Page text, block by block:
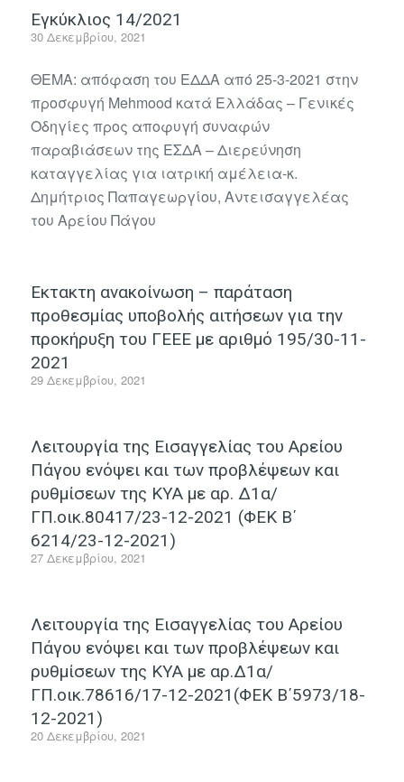
Εγκύκλιος 14/2021
30 Δεκεμβρίου, 2021
ΘΕΜΑ: απόφαση του ΕΔΔΑ από 25-3-2021 στην
προσφυγή Mehmood κατά Ελλάδας – Γενικές
Οδηγίες προς αποφυγή συναφών
παραβιάσεων της ΕΣΔΑ – Διερεύνηση
καταγγελίας για ιατρική αμέλεια-κ.
Δημήτριος Παπαγεωργίου, Αντεισαγγελέας
του Αρείου Πάγου
Έκτακτη ανακοίνωση – παράταση
προθεσμίας υποβολής αιτήσεων για την
προκήρυξη του ΓΕΕΕ με αριθμό 195/30-11-
2021
29 Δεκεμβρίου, 2021
Λειτουργία της Εισαγγελίας του Αρείου
Πάγου ενόψει και των προβλέψεων και
ρυθμίσεων της ΚΥΑ με αρ. Δ1α/
ΓΠ.οικ.80417/23-12-2021 (ΦΕΚ Β΄
6214/23-12-2021)
27 Δεκεμβρίου, 2021
Λειτουργία της Εισαγγελίας του Αρείου
Πάγου ενόψει και των προβλέψεων και
ρυθμίσεων της ΚΥΑ με αρ.Δ1α/
ΓΠ.οικ.78616/17-12-2021(ΦΕΚ Β΄5973/18-
12-2021)
20 Δεκεμβρίου, 2021